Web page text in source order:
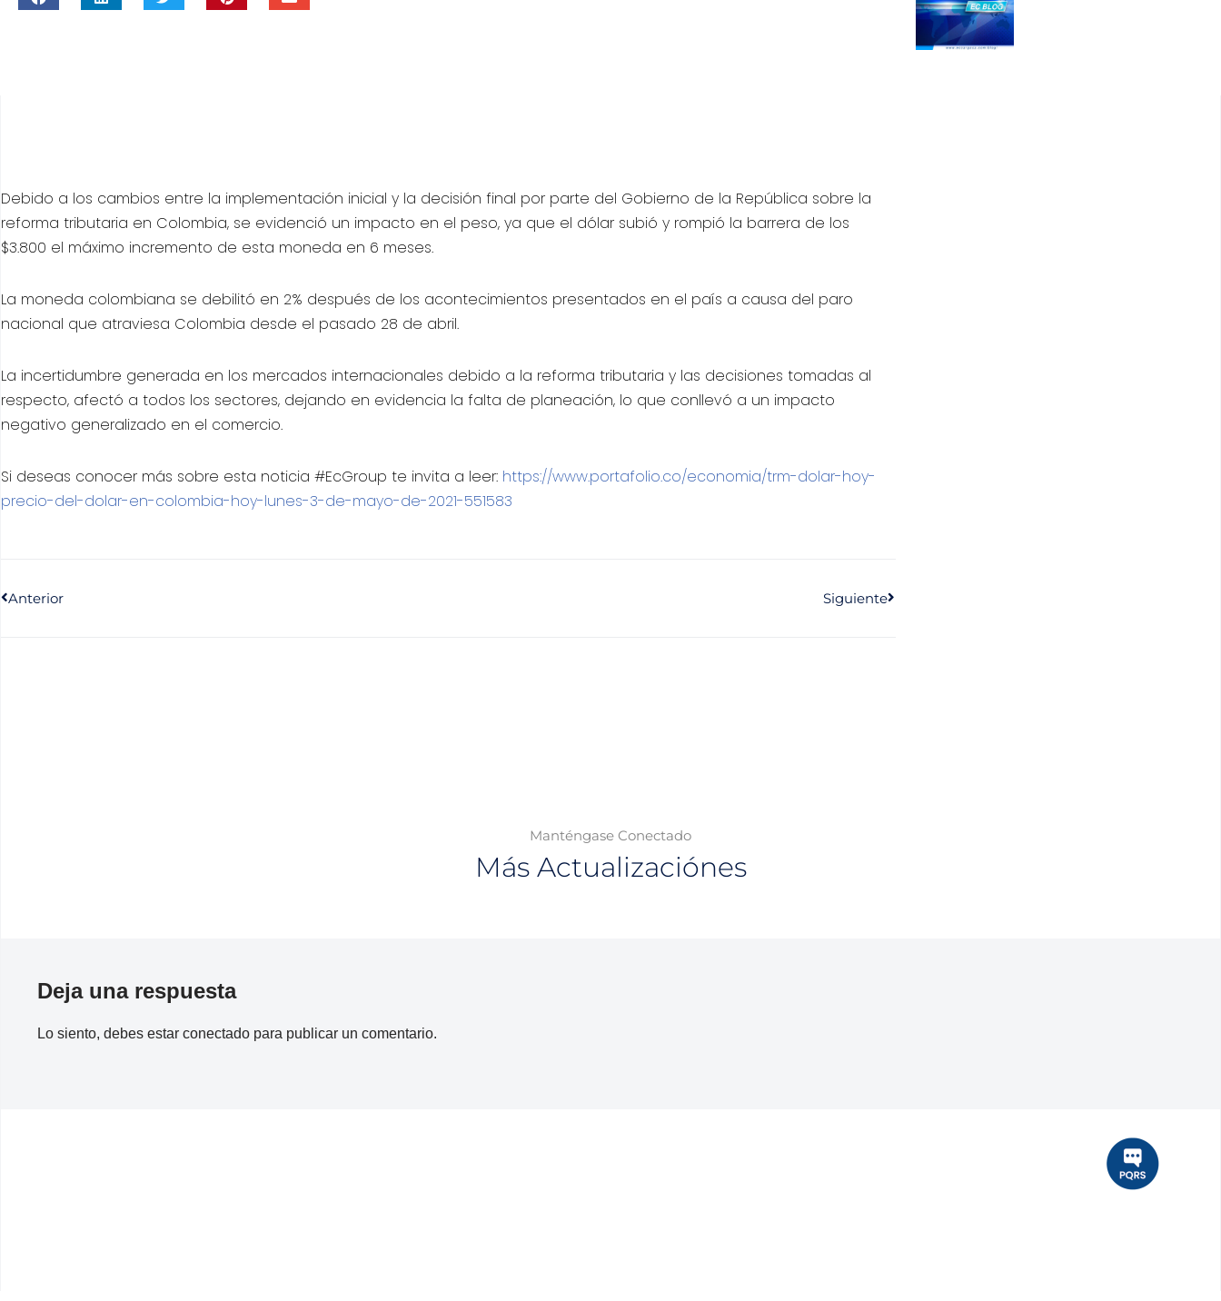
Debido a los cambios entre la implementación inicial y la decisión final por parte del Gobierno de la República sobre la
reforma tributaria en Colombia, se evidenció un impacto en el peso, ya que el dólar subió y rompió la barrera de los
$3.800 el máximo incremento de esta moneda en 6 meses.
La moneda colombiana se debilitó en 2% después de los acontecimientos presentados en el país a causa del paro
nacional que atraviesa Colombia desde el pasado 28 de abril.
La incertidumbre generada en los mercados internacionales debido a la reforma tributaria y las decisiones tomadas al
respecto, afectó a todos los sectores, dejando en evidencia la falta de planeación, lo que conllevó a un impacto
negativo generalizado en el comercio.
Si deseas conocer más sobre esta noticia #EcGroup te invita a leer: https://www.portafolio.co/economia/trm-dolar-hoy-
precio-del-dolar-en-colombia-hoy-lunes-3-de-mayo-de-2021-551583
Anterior Siguiente
Manténgase Conectado
Más Actualizaciónes
Deja una respuesta
Lo siento, debes estar conectado para publicar un comentario.